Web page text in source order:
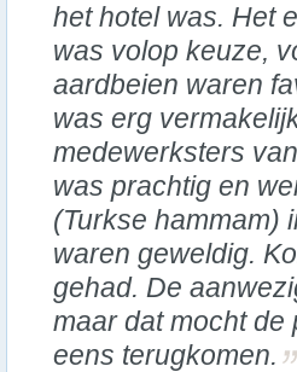
het hotel was. Het
was volop keuze,
aardbeien waren
was erg
medewerksters
was prachtig en
(Turkse hammam)
waren geweldig.
gehad. De
maar dat mocht
eens terugkomen.